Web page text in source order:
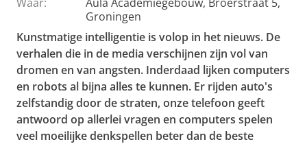
Groningen
Kunstmatige intelligentie is volop in het nieuws. De
verhalen die in de media verschijnen zijn vol van
dromen en van angsten. Inderdaad lijken computers
en robots al bijna alles te kunnen. Er rijden auto's
zelfstandig door de straten, onze telefoon geeft
antwoord op allerlei vragen en computers spelen
veel moeilijke denkspellen beter dan de beste